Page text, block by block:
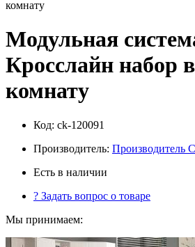
комнату
Модульная
Кросслайн набор
комнату
Код: ck-120091
Производитель: Производитель
Есть в наличии
? Задать вопрос о товаре
Мы принимаем: